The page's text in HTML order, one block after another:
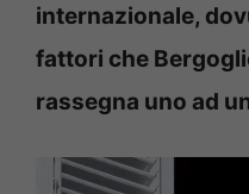
internazionale,
fattori che
rassegna uno ad